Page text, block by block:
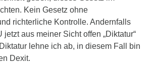
Kein Gesetz ohne
richterliche Kontrolle. Andernfalls
jetzt aus meiner Sicht offen „Diktatur“
lehne ich ab, in diesem Fall bin
Dexit.